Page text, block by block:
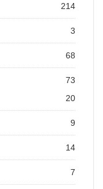
214
3
68
73
20
9
14
7